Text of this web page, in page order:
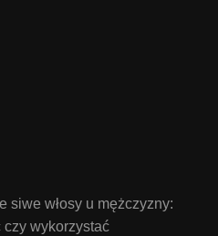
siwe włosy u mężczyzny:
czy wykorzystać